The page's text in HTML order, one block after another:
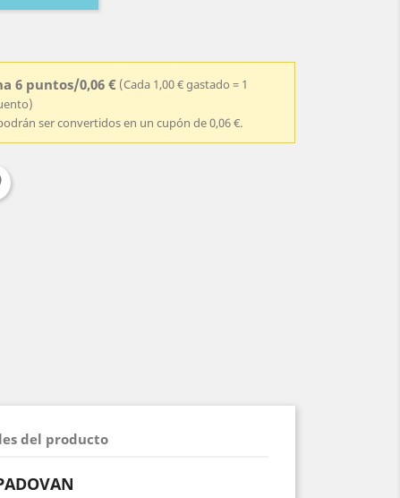
6 puntos/0,06 € (Cada 1,00 € gastado = 1
ser convertidos en un cupón de 0,06 €.
del producto